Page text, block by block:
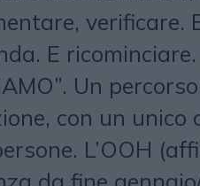
verificare.
E
Un
con un
L’OOH